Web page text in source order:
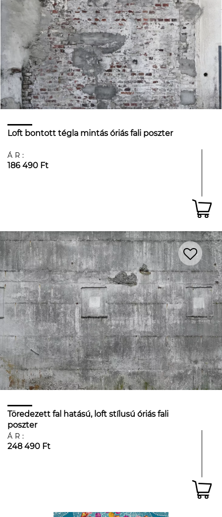
Loft bontott tégla mintás óriás fali poszter
ÁR:
186 490 Ft
Töredezett fal hatású, loft stílusú óriás fali
poszter
ÁR:
248 490 Ft